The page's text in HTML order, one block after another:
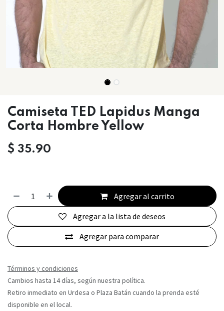
Camiseta TED Lapidus Manga
Corta Hombre Yellow
$ 35.90
Agregar al carrito
Agregar para comparar
Agregar a la lista de deseos
Términos y condiciones
Cambios hasta 14 días, según nuestra política.
Retiro inmediato en Urdesa o Plaza Batán cuando la prenda esté
disponible en el local.